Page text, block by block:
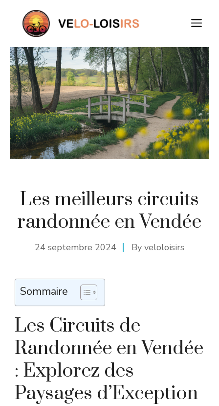
contenu
Les meilleurs circuits
randonnée en Vendée
24 septembre 2024 By veloloisirs
Sommaire
Les Circuits de
Randonnée en Vendée
: Explorez des
Paysages d’Exception